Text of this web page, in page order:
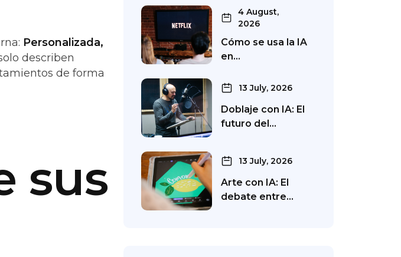
Personalizada,
describen
de forma
sus
4 August,
2026
Cómo se usa la IA
en…
13 July, 2026
Doblaje con IA: El
futuro del…
13 July, 2026
Arte con IA: El
debate entre…